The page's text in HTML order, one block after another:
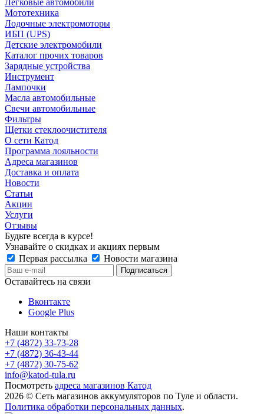
Мототехника
Лодочные электромоторы
ИБП (UPS)
Детские электромобили
Каталог прочих товаров
Зарядные устройства
Инструмент
Лампочки
Масла автомобильные
Свечи автомобильные
Фильтры
Щетки стеклоочистителя
О сети Катод
Программа лояльности
Адреса магазинов
Доставка и оплата
Новости
Статьи
Акции
Услуги
Отзывы
Будьте всегда в курсе!
Узнавайте о скидках и акциях первым
Первая рассылка
Новости магазина
Оставайтесь на связи
Вконтакте
Google Plus
Наши контакты
+7 (4872) 33-73-28
+7 (4872) 36-43-44
+7 (4872) 30-75-62
info@katod-tula.ru
Посмотреть адреса магазинов Катод
2026 © Сеть магазинов аккумуляторов по Туле и области.
Политика обработки персональных данных.